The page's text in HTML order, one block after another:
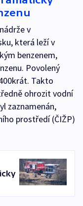
v
která leží v
benzenem,
Povolený
Takto
ohrozit vodní
zaznamenán,
prostředí (ČIŽP)